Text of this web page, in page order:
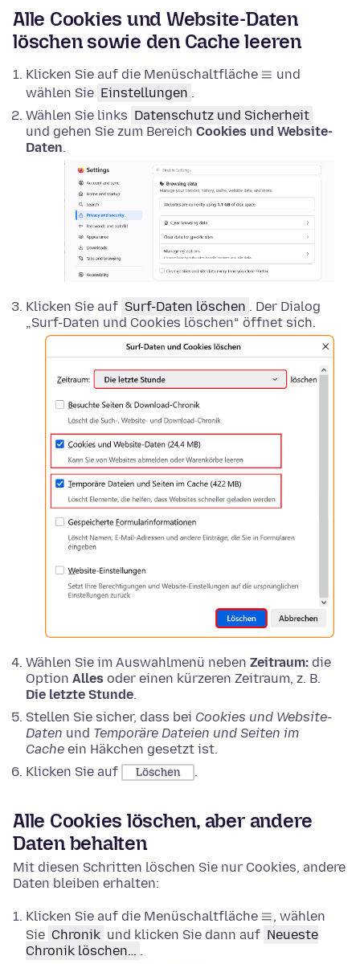
Alle Cookies und Website-Daten
löschen sowie den Cache leeren
Klicken Sie auf die Menüschaltfläche
und
wählen Sie Einstellungen .
Wählen Sie links Datenschutz und Sicherheit
und gehen Sie zum Bereich Cookies und Website-
Daten.
Klicken Sie auf Surf-Daten löschen . Der Dialog
„Surf-Daten und Cookies löschen“ öffnet sich.
Wählen Sie im Auswahlmenü neben Zeitraum: die
Option Alles oder einen kürzeren Zeitraum, z. B.
Die letzte Stunde.
Stellen Sie sicher, dass bei Cookies und Website-
Daten und Temporäre Dateien und Seiten im
Cache ein Häkchen gesetzt ist.
Klicken Sie auf
Löschen .
Alle Cookies löschen, aber andere
Daten behalten
Mit diesen Schritten löschen Sie nur Cookies, andere
Daten bleiben erhalten:
Klicken Sie auf die Menüschaltfläche
, wählen
Sie Chronik und klicken Sie dann auf Neueste
Chronik löschen… .